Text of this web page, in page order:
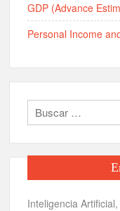
GDP (Advance
Personal Income
Inteligencia